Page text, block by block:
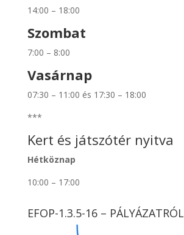
14:00 – 18:00
Szombat
7:00 – 8:00
Vasárnap
07:30 – 11:00 és 17:30 – 18:00
***
Kert és játszótér nyitva
Hétköznap
10:00 – 17:00
EFOP-1.3.5-16 – PÁLYÁZATRÓL